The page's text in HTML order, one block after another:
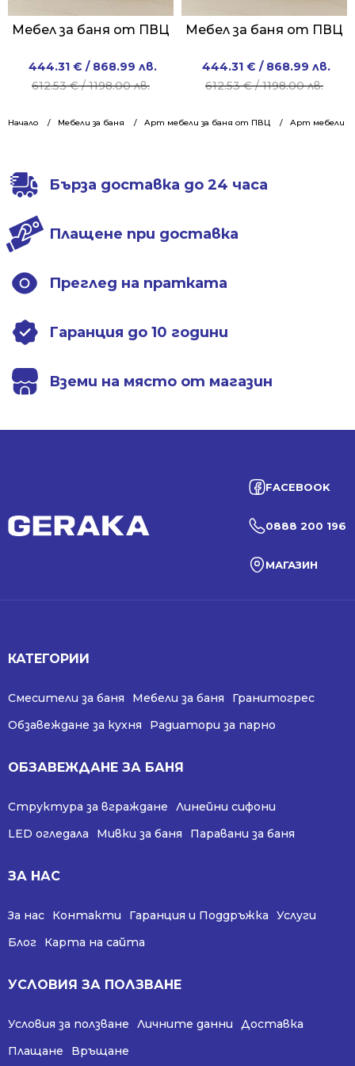
Начало Мебели за баня Арт мебели за баня от ПВЦ Арт мебели
Мебел за баня от ПВЦ
612.53€/ 1198.00 лв.
Original
price
612.53 €
444.31 € / 868.99 лв.
Current
price
444.31 €
Мебел за баня от ПВЦ
612.53€/ 1198.00 лв.
Original
price
612.53 €
444.31 € / 868.99 лв.
Current
price
444.31 €
Бърза доставка до 24 часа
Плащене при доставка
Преглед на пратката
Гаранция до 10 години
Вземи на място от магазин
FACEBOOK
0888 200 196
МАГАЗИН
КАТЕГОРИИ
Смесители за баня Мебели за баня
Гранитогрес
Обзавеждане за кухня
Радиатори за парно
ОБЗАВЕЖДАНЕ ЗА БАНЯ
Структура за вграждане
Линейни сифони
LED огледала
Мивки за баня Паравани за баня
ЗА НАС
За нас Контакти Гаранция и Поддръжка
Услуги
Блог
Карта на сайта
УСЛОВИЯ ЗА ПОЛЗВАНЕ
Условия за ползване Личните данни
Доставка
Плащане
Връщане